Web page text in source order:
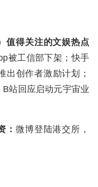
值得关注的文娱热点
被工信部下架；快手
出创作者激励计划；
站回应启动元宇宙业
：微博登陆港交所，